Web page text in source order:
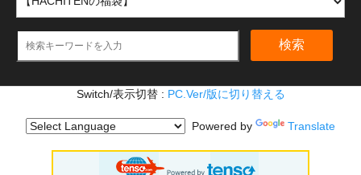
検索
Switch/表示切替 : PC.Ver/版に切り替える
Powered by Translate